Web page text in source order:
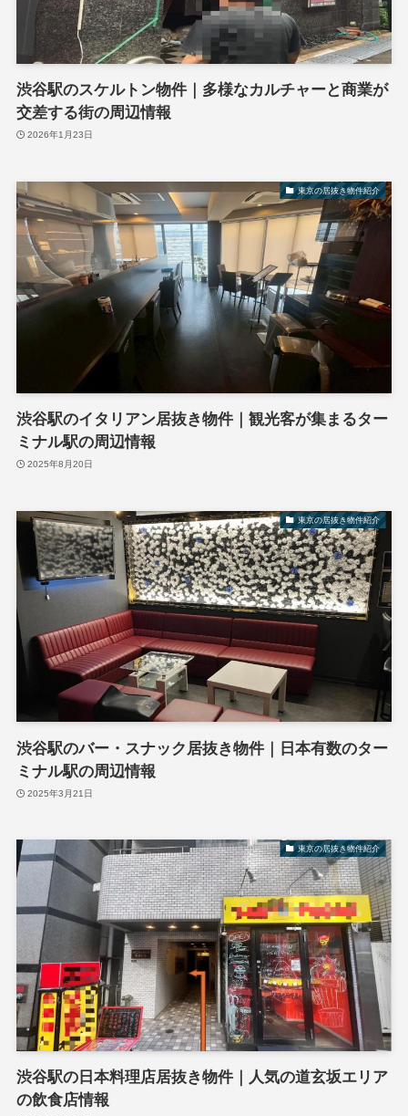
渋谷駅のスケルトン物件｜多様なカルチャーと商業が
交差する街の周辺情報
2026年1月23日
東京の居抜き物件紹介
渋谷駅のイタリアン居抜き物件｜観光客が集まるター
ミナル駅の周辺情報
2025年8月20日
東京の居抜き物件紹介
渋谷駅のバー・スナック居抜き物件｜日本有数のター
ミナル駅の周辺情報
2025年3月21日
東京の居抜き物件紹介
渋谷駅の日本料理店居抜き物件｜人気の道玄坂エリア
の飲食店情報